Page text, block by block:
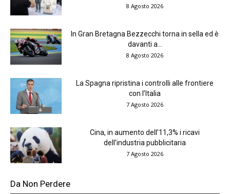
8 Agosto 2026
In Gran Bretagna Bezzecchi torna in sella ed è
davanti a...
8 Agosto 2026
La Spagna ripristina i controlli alle frontiere
con l’Italia
7 Agosto 2026
Cina, in aumento dell’11,3% i ricavi
dell’industria pubblicitaria
7 Agosto 2026
Da Non Perdere